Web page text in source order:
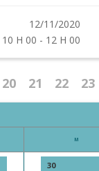
12/11/2020
10 H 00 - 12 H 00
20 21 22 23
M
30